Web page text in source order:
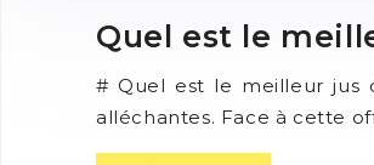
Quel est le
# Quel est le meilleur jus
alléchantes. Face à cette